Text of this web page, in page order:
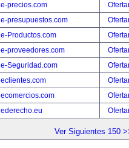
e-precios.com
e-presupuestos.com
e-Productos.com
e-proveedores.com
e-Seguridad.com
eclientes.com
ecomercios.com
ederecho.eu
Ver Siguientes 150